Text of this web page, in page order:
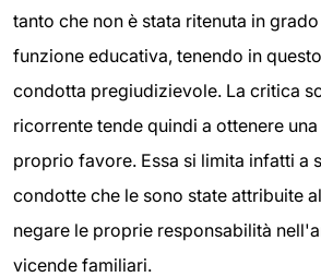
tanto che non è stata ritenuta in
funzione educativa, tenendo in
condotta pregiudizievole. La critica
ricorrente tende quindi a ottenere
proprio favore. Essa si limita infatti a
condotte che le sono state attribuite
negare le proprie responsabilità
vicende familiari.